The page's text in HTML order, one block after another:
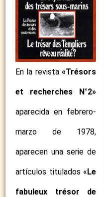
En la revista «Trésors
et recherches N°2»
aparecida en febrero-
marzo de 1978,
aparecen una serie de
artículos titulados «Le
fabuleux trésor de